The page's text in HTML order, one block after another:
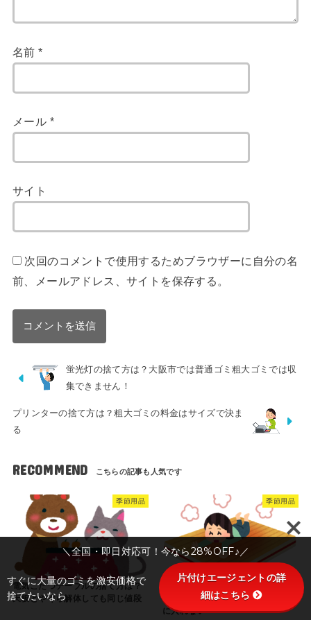
名前*
メール *
サイト
次回のコメントで使用するためブラウザーに自分の名
前、メールアドレス、サイトを保存する。
蛍光灯の捨て方は？大阪市では普通ゴミ粗大ゴミでは収
集できません！
プリンターの捨て方は？粗大ゴミの料金はサイズで決ま
る
RECOMMEND
季節用品
電気こたつテーブルの捨て方は？
天板とやぐら解体しても同じ値段
季節用品
電気（ホット）カーペットの処分
の仕方。捨て方は畳む丸めるで箱
に入れない
＼全国・即日対応可！今なら28%OFF♪／
すぐに大量のゴミを激安価格で
捨てたいなら
片付けエージェントの詳
細はこちら